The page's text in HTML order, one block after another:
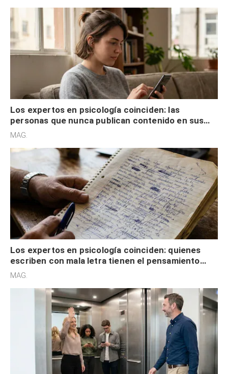
Los expertos en psicología coinciden: las
personas que nunca publican contenido en sus
redes sociales no pretenden buscar validación
MAG.
Los expertos en psicología coinciden: quienes
escriben con mala letra tienen el pensamiento
acelerado y no lo hacen por desinterés
MAG.